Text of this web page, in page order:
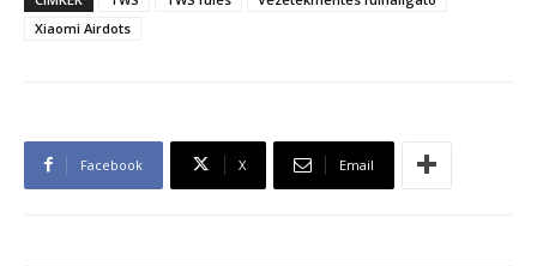
Xiaomi Airdots
Facebook X Email